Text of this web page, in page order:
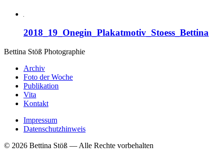
2018_19_Onegin_Plakatmotiv_Stoess_Bettina
Bettina Stöß Photographie
Archiv
Foto der Woche
Publikation
Vita
Kontakt
Impressum
Datenschutzhinweis
© 2026 Bettina Stöß — Alle Rechte vorbehalten